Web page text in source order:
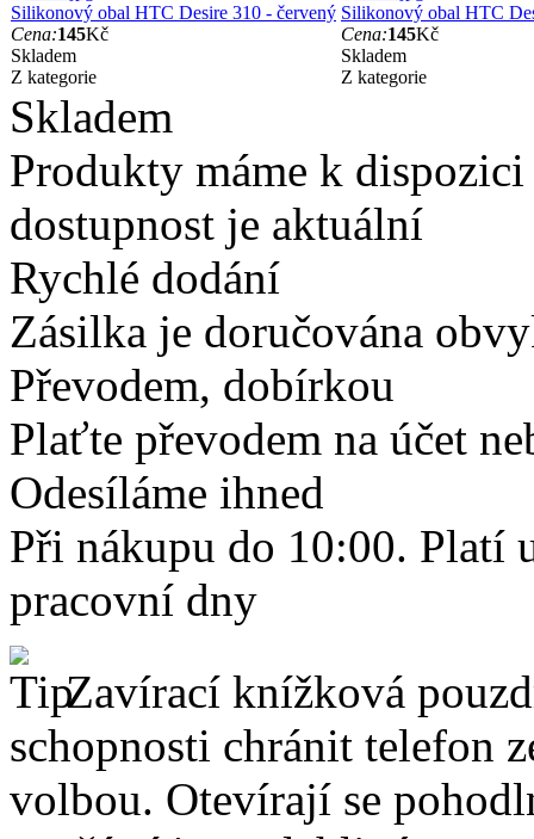
Silikonový obal HTC Desire 310 - červený
Cena:145Kč
Skladem
Z kategorie
Silikonový obal HTC
Cena:145Kč
Skladem
Z kategorie
Skladem
Produkty máme k
dostupnost je aktuální
Rychlé dodání
Zásilka je doručována
Převodem, dobírkou
Plaťte převodem na účet
Odesíláme ihned
Při nákupu do 10:00. Platí
pracovní dny
Zavírací knížková
schopnosti chránit telefon
volbou. Otevírají se